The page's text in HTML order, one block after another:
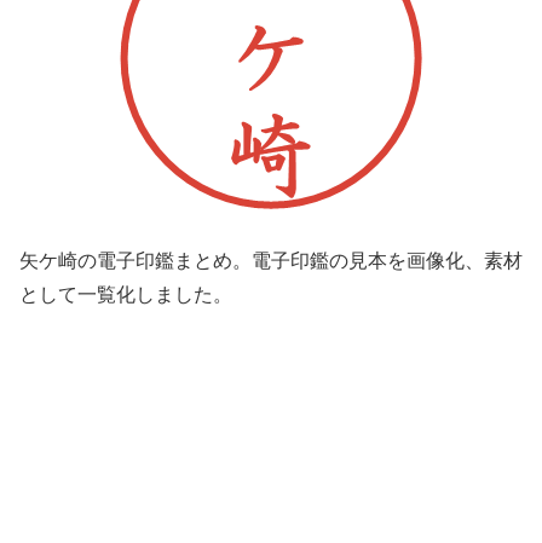
矢ケ崎の電子印鑑まとめ。電子印鑑の見本を画像化、素材
として一覧化しました。